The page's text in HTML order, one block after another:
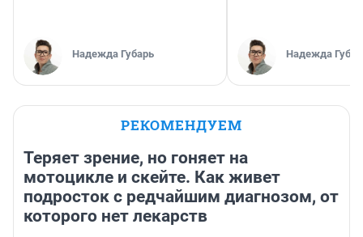
Надежда Губарь Надежда
РЕКОМЕНДУЕМ
Теряет зрение, но гоняет на
мотоцикле и скейте. Как живет
подросток с редчайшим диагнозом, от
которого нет лекарств